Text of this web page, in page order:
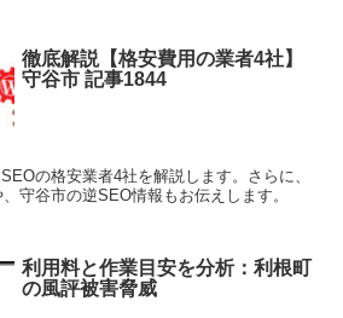
徹底解説【格安費用の業者4社】
守谷市 記事1844
の格安業者4社を解説します。さらに、
守谷市の逆SEO情報もお伝えします。
利用料と作業目安を分析：利根町
の風評被害脅威